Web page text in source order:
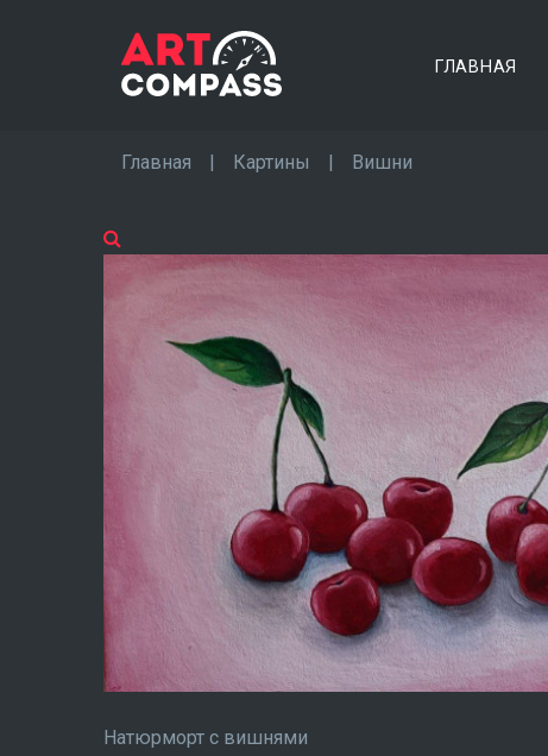
ГЛАВНАЯ
Главная | Картины | Вишни
Натюрморт с вишнями